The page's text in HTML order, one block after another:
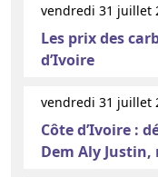
vendredi 31 juillet
Les prix des
d’Ivoire
vendredi 31 juillet
Côte d’Ivoire :
Dem Aly